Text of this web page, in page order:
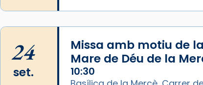
La Carmina va patir depressió.
Fa gairebé dos mesos, a l'Estadi
Lluís Companys, la jove va fer
arribar el seu testimoni al papa
Lleó XIV.
Recupera l'entrevista
24
set.
Missa amb motiu de
Mare de Déu de la
10:30